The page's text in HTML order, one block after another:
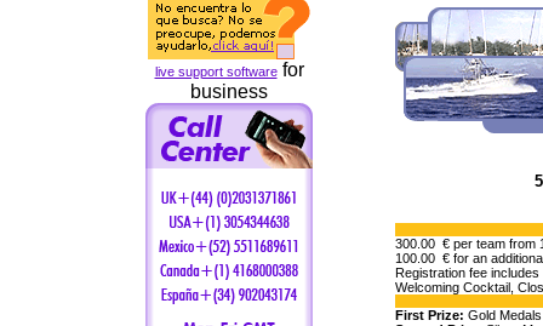
live support softwarefor
business
300.00 € per team from
100.00 € for an
Registration fee
Welcoming Cocktail,
First Prize: Gold